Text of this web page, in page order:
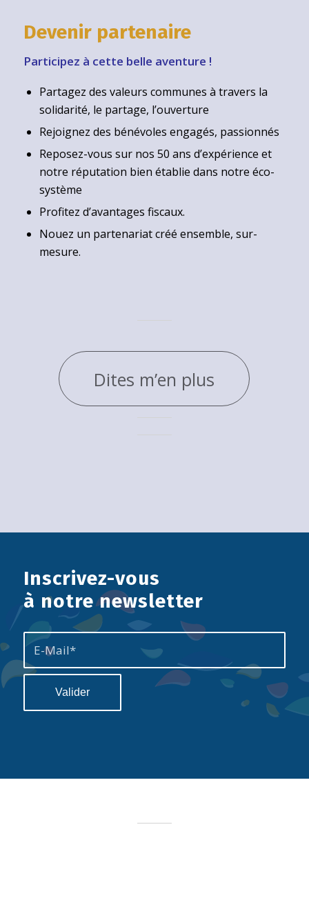
Devenir partenaire
Participez à cette belle aventure !
Partagez des valeurs communes à travers la
solidarité, le partage, l’ouverture
Rejoignez des bénévoles engagés, passionnés
Reposez-vous sur nos 50 ans d’expérience et
notre réputation bien établie dans notre éco-
système
Profitez d’avantages fiscaux.
Nouez un partenariat créé ensemble, sur-
mesure.
Dites m’en plus
Inscrivez-vous
à notre newsletter